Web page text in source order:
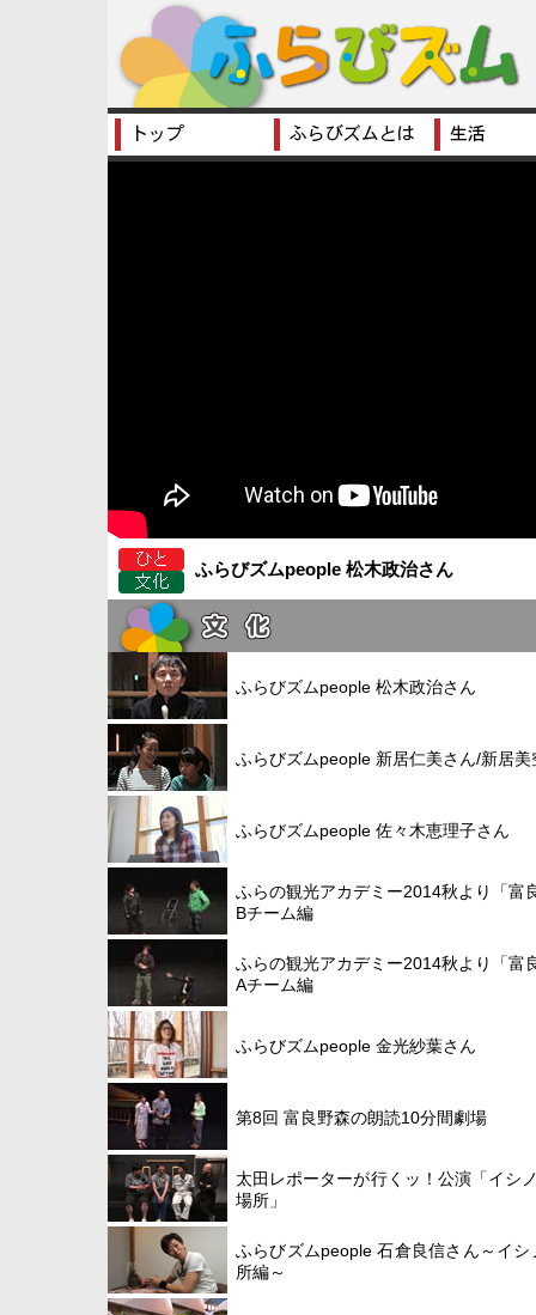
ふらびズムpeople 松木政治さん
ふらびズムpeople 松木政治さん
ふらびズムpeople 新居仁美さん/新居美
ふらびズムpeople 佐々木恵理子さん
ふらの観光アカデミー2014秋より「
Bチーム編
ふらの観光アカデミー2014秋より「
Aチーム編
ふらびズムpeople 金光紗葉さん
第8回 富良野森の朗読10分間劇場
太田レポーターが行くッ！公演「イシ
場所」
ふらびズムpeople 石倉良信さん～イ
所編～